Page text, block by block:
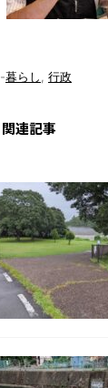
-暮らし 行政
関連記事